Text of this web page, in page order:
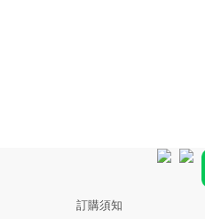
訂購須知